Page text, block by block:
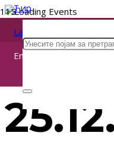
Ћир
Lat
Eng
« All Events
25.12.